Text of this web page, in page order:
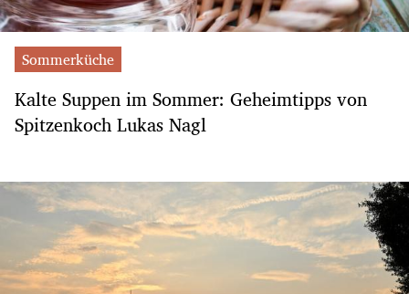
Sommerküche
Kalte Suppen im Sommer: Geheimtipps von
Spitzenkoch Lukas Nagl